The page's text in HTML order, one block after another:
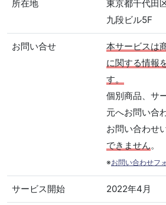
所在地
東京都千代田
九段ビル5F
お問い合せ
本サービスは
に関する情報
す。
個別商品、サ
元へお問い合
お問い合わせ
できません。
※お問い合わせフ
サービス開始 2022年4月